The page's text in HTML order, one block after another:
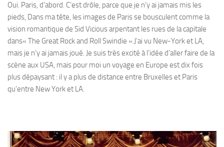
Oui. Paris, d’abord. C’est drôle, parce que je n’y ai jamais mis les
pieds, Dans ma tête, les images de Paris se bousculent comme la
vision romantique de Sid Vicious arpentant les rues de la capitale
dans« The Great Rock and Roll Swindie ».J’ai vu New-York et LA,
mais je n’y ai jamais joué. Je suis très excité à l’idée d’aller faire de la
scène aux USA, mais pour moi un voyage en Europe est dix fois
plus dépaysant : il y a plus de distance entre Bruxelles et Paris
qu’entre New York et LA.